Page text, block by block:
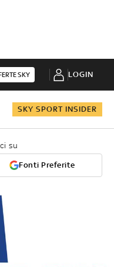
SKY LOGIN
SKY SPORT INSIDER
su
Fonti Preferite